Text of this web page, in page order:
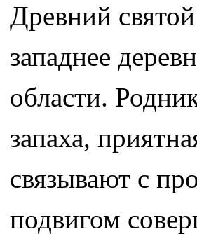
Древний
западнее
области.
запаха,
связывают с
подвигом